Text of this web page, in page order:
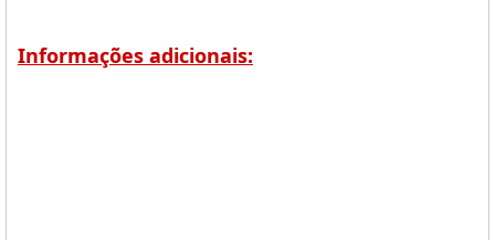
Informações adicionais: